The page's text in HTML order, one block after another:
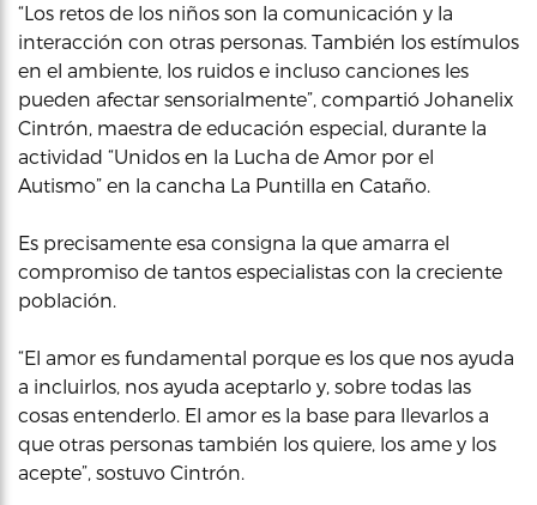
“Los retos de los niños son la comunicación y la
interacción con otras personas. También los estímulos
en el ambiente, los ruidos e incluso canciones les
pueden afectar sensorialmente”, compartió Johanelix
Cintrón, maestra de educación especial, durante la
actividad “Unidos en la Lucha de Amor por el
Autismo” en la cancha La Puntilla en Cataño.
Es precisamente esa consigna la que amarra el
compromiso de tantos especialistas con la creciente
población.
“El amor es fundamental porque es los que nos ayuda
a incluirlos, nos ayuda aceptarlo y, sobre todas las
cosas entenderlo. El amor es la base para llevarlos a
que otras personas también los quiere, los ame y los
acepte”, sostuvo Cintrón.